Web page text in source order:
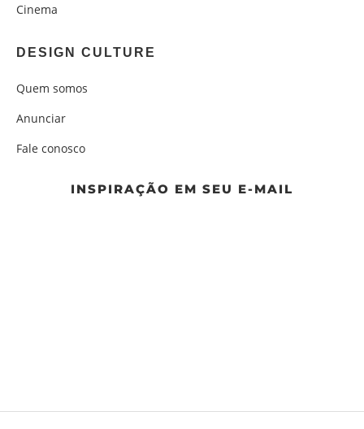
Cinema
DESIGN CULTURE
Quem somos
Anunciar
Fale conosco
INSPIRAÇÃO EM SEU E-MAIL